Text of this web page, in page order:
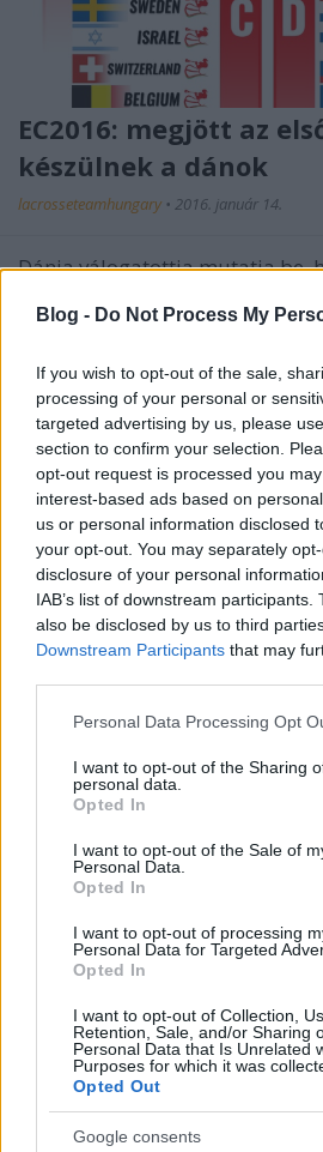
Blog - Do Not Process My
If you wish to opt-out of the sale,
processing of your personal or
targeted advertising by us, please
section to confirm your selection.
opt-out request is processed you
interest-based ads based on
us or personal information disclosed
your opt-out. You may separately
disclosure of your personal
IAB’s list of downstream
also be disclosed by us to third
Downstream Participants that may
Please note that this website/app
not limited to your visit or usage
grant or deny consent to Google and
use your data for below specified
consent section.
Personal Data Processing Opt
I want to opt-out of the Sharing
personal data.
Opted In
I want to opt-out of the Sale of
Personal Data.
Opted In
I want to opt-out of processing
Personal Data for Targeted
Opted In
I want to opt-out of Collection,
Retention, Sale, and/or Sharing
Personal Data that Is Unrelated
Purposes for which it was
Opted Out
Google consents
EC2016: megjött az
készülnek a dánok
lacrosseteamhungary • 2016. január 14.
Dánia válogatottja mutatja be,
nyári lacrosse Eb-re.
vagy éppen fűtött
EC2016: a legerősebb
került Magyarország
lacrosseteamhungary•2016. január 10.
csoportjait. Nem lesz könnyű
válogatottnak. A házigazda
Eb győztese, Anglia és az ötödik
Németország mellé került az A
magyarokkal együtt szintén
csoportban indulnak, míg…
NYC2016 vasárnapi